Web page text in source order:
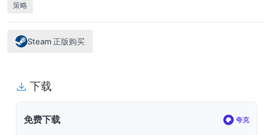
策略
Steam 正版购买
下载
免费下载 夸克